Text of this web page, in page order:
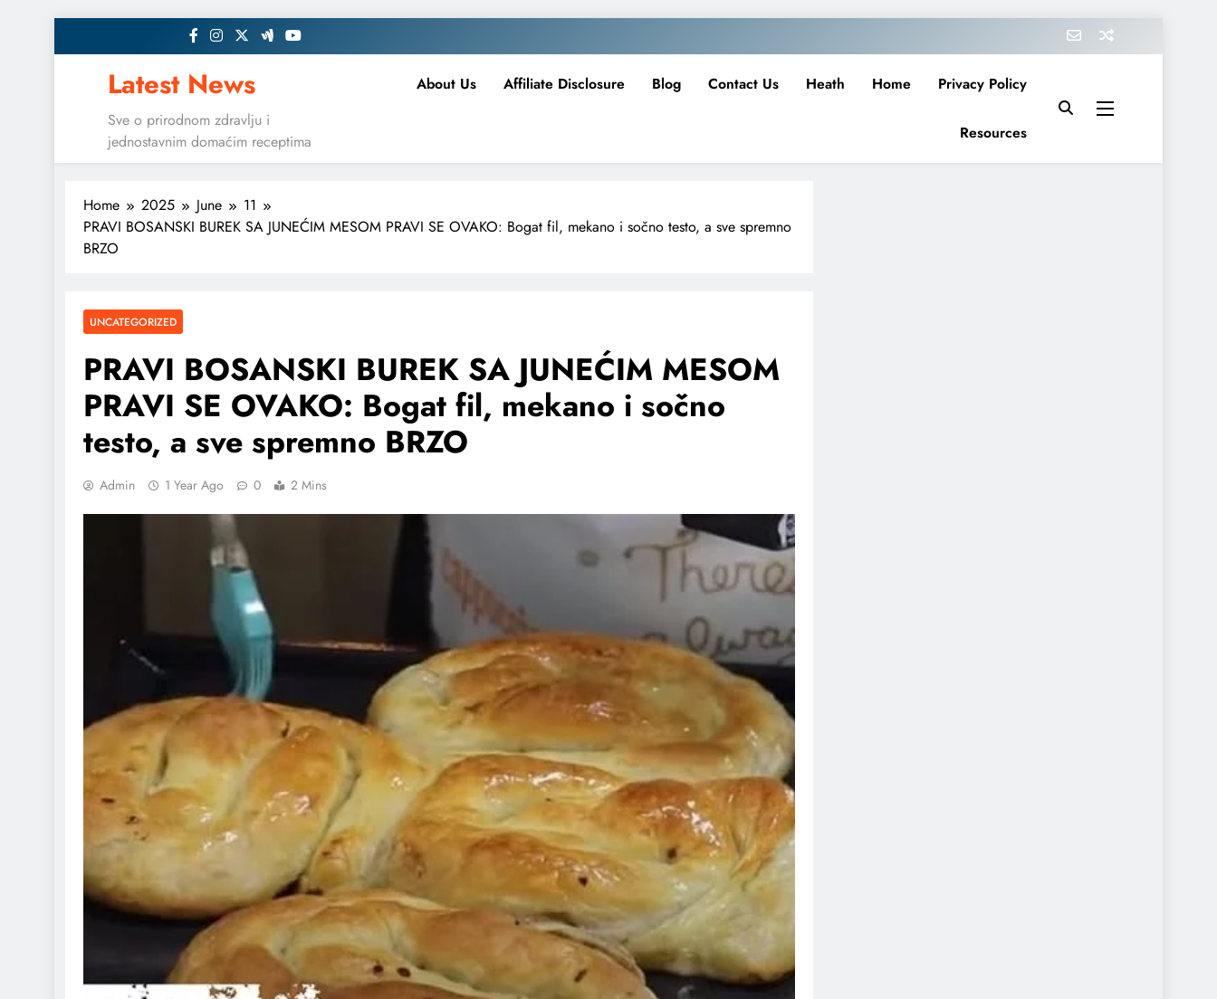
to
Latest News
Sve o prirodnom zdravlju i
jednostavnim domaćim receptima
About Us Affiliate Disclosure Blog Contact Us Heath Home Privacy Policy
Resources
Home 2025 June
11
PRAVI BOSANSKI BUREK SA JUNEĆIM MESOM PRAVI SE OVAKO: Bogat fil, mekano i sočno testo, a sve spremno
BRZO
UNCATEGORIZED
PRAVI BOSANSKI BUREK SA JUNEĆIM MESOM
PRAVI SE OVAKO: Bogat fil, mekano i sočno
testo, a sve spremno BRZO
Admin 1 Year Ago 0 2 Mins